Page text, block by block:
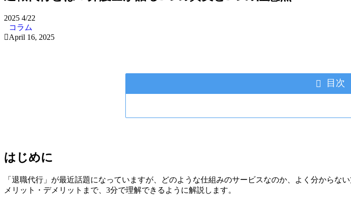
2025 4/22
コラム
April 16, 2025
目次
はじめに
「退職代行」が最近話題になっていますが、どのような仕組みのサービスなのか、よく分から
メリット・デメリットまで、3分で理解できるように解説します。